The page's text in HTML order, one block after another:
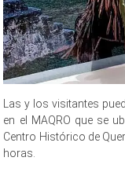
Las y los visitantes
en el MAQRO que se
Centro Histórico de
horas.